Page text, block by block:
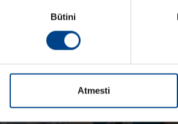
Būtini
Atmesti
pagal temą